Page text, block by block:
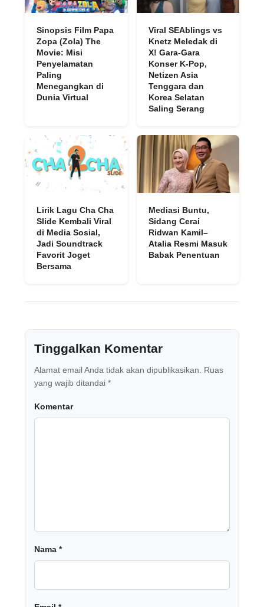
Sinopsis Film Papa
Zopa (Zola) The
Movie: Misi
Penyelamatan
Paling
Menegangkan di
Dunia Virtual
Viral SEAblings vs
Knetz Meledak di
X! Gara-Gara
Konser K-Pop,
Netizen Asia
Tenggara dan
Korea Selatan
Saling Serang
Lirik Lagu Cha Cha
Slide Kembali Viral
di Media Sosial,
Jadi Soundtrack
Favorit Joget
Bersama
Mediasi Buntu,
Sidang Cerai
Ridwan Kamil–
Atalia Resmi Masuk
Babak Penentuan
Tinggalkan Komentar
Alamat email Anda tidak akan dipublikasikan.
Ruas
yang wajib ditandai *
Komentar
Nama *